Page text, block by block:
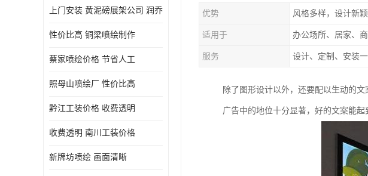
上门安装 黄泥磅展架公司 润乔
性价比高 铜梁喷绘制作
蔡家喷绘价格 节省人工
照母山喷绘厂 性价比高
黔江工装价格 收费透明
收费透明 南川工装价格
新牌坊喷绘 画面清晰
优势 风格多样，设计新颖
适用于 办公场所、居家、
服务 设计、定制、安装
除了图形设计以外，还要配以生动的
广告中的地位十分显著，好的文案能起